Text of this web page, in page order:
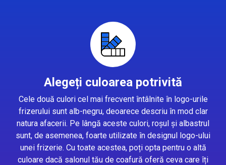
Alegeți culoarea potrivită
Cele două culori cel mai frecvent întâlnite în logo-urile
frizerului sunt alb-negru, deoarece descriu în mod clar
natura afacerii. Pe lângă aceste culori, roșul și albastrul
sunt, de asemenea, foarte utilizate în designul logo-ului
unei frizerie. Cu toate acestea, poți opta pentru o altă
culoare dacă salonul tău de coafură oferă ceva care îți